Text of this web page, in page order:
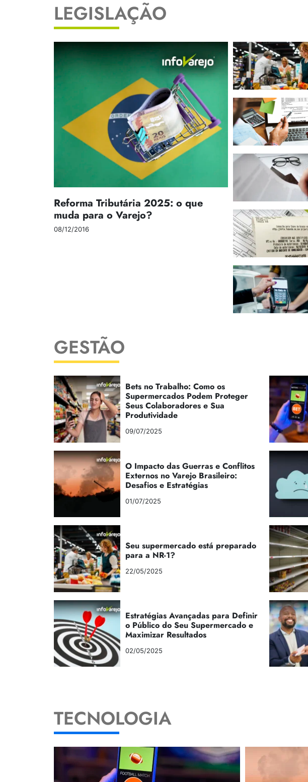
LEGISLAÇÃO
Reforma Tributária 2025: o que
muda para o Varejo?
08/12/2016
GESTÃO
Bets no Trabalho: Como os
Supermercados Podem Proteger
Seus Colaboradores e Sua
Produtividade
09/07/2025
O Impacto das Guerras e Conflitos
Externos no Varejo Brasileiro:
Desafios e Estratégias
01/07/2025
Seu supermercado está preparado
para a NR-1?
22/05/2025
Estratégias Avançadas para Definir
o Público do Seu Supermercado e
Maximizar Resultados
02/05/2025
TECNOLOGIA